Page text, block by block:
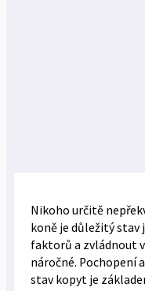
Nikoho určitě
koně je důležitý stav
faktorů a zvládnout
náročné. Pochopení
stav kopyt je